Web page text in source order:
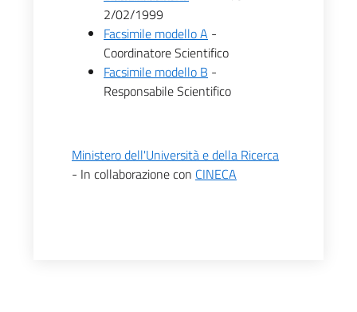
2/02/1999
Facsimile modello A -
Coordinatore Scientifico
Facsimile modello B -
Responsabile Scientifico
Ministero dell'Università e della Ricerca
- In collaborazione con CINECA